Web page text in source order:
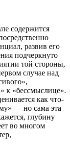
содержится
развив его
подчеркнуто
той стороны,
случае над
к «бессмыслице».
как что-
— но сама эта
глубину
во многом